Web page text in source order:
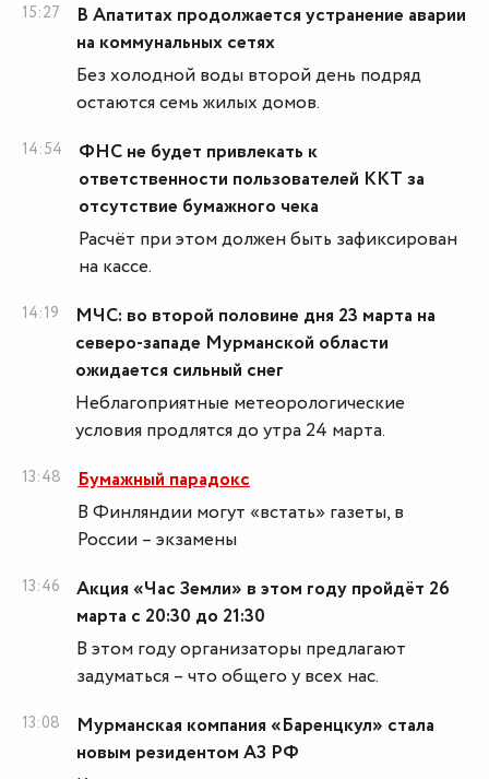
15:27
В Апатитах продолжается устранение аварии
на коммунальных сетях
Без холодной воды второй день подряд
остаются семь жилых домов.
14:54
ФНС не будет привлекать к
ответственности пользователей ККТ за
отсутствие бумажного чека
Расчёт при этом должен быть зафиксирован
на кассе.
14:19
МЧС: во второй половине дня 23 марта на
северо-западе Мурманской области
ожидается сильный снег
Неблагоприятные метеорологические
условия продлятся до утра 24 марта.
13:48
Бумажный парадокс
В Финляндии могут «встать» газеты, в
России – экзамены
13:46
Акция «Час Земли» в этом году пройдёт 26
марта с 20:30 до 21:30
В этом году организаторы предлагают
задуматься – что общего у всех нас.
13:08
Мурманская компания «Баренцкул» стала
новым резидентом АЗ РФ